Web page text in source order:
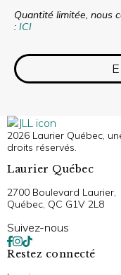
Quantité limitée, nous
: ICI
2026 Laurier Québec,
droits réservés.
Laurier Québec
2700 Boulevard Laurier,
Québec, QC G1V 2L8
Suivez-nous
Restez connecté